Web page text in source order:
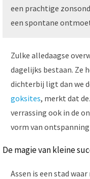
een prachtige
een spontane
Zulke alledaagse
dagelijks bestaan. Ze
dichterbij ligt dan we
goksites, merkt dat
verrassing ook in de
vorm van
De magie van kleine
Assen is een stad